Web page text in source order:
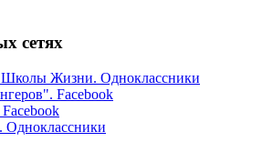
сетях
Жизни. Одноклассники
Facebook
Одноклассники